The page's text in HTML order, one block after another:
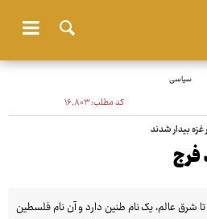
سیاسی
کد مطلب:۱۶٬۸۰۳
بیدار شدند
فرج
تا شرق عالم، یک نام طنین دارد و آن نام فلسطین